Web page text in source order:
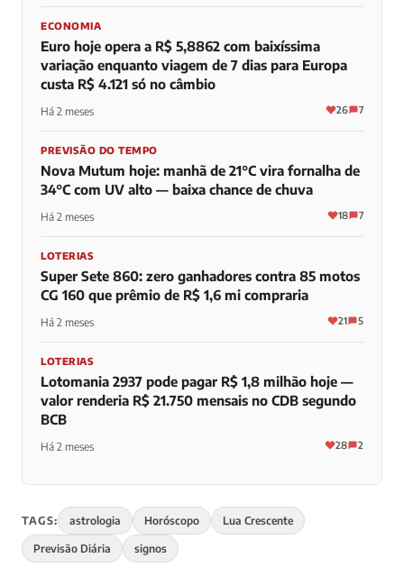
ECONOMIA
Euro hoje opera a R$ 5,8862 com baixíssima
variação enquanto viagem de 7 dias para Europa
custa R$ 4.121 só no câmbio
Há 2 meses 26 7
PREVISÃO DO TEMPO
Nova Mutum hoje: manhã de 21°C vira fornalha de
34°C com UV alto — baixa chance de chuva
Há 2 meses 18 7
LOTERIAS
Super Sete 860: zero ganhadores contra 85 motos
CG 160 que prêmio de R$ 1,6 mi compraria
Há 2 meses 21 5
LOTERIAS
Lotomania 2937 pode pagar R$ 1,8 milhão hoje —
valor renderia R$ 21.750 mensais no CDB segundo
BCB
Há 2 meses 28 2
TAGS: astrologia Horóscopo Lua Crescente
Previsão Diária signos